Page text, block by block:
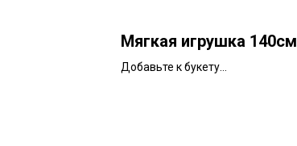
Мягкая игрушка 140см
Добавьте к букету